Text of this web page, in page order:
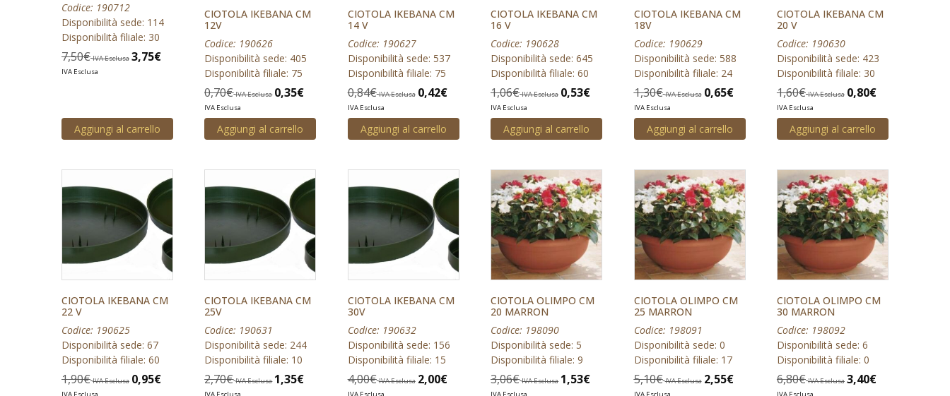
Codice: 190712
Disponibilità sede: 114
Disponibilità filiale: 30
7,50€ IVA Esclusa 3,75€
IVA Esclusa
Aggiungi al carrello
CIOTOLA IKEBANA CM
12V
Codice: 190626
Disponibilità sede: 405
Disponibilità filiale: 75
0,70€ IVA Esclusa 0,35€
IVA Esclusa
Aggiungi al carrello
CIOTOLA IKEBANA CM
14 V
Codice: 190627
Disponibilità sede: 537
Disponibilità filiale: 75
0,84€ IVA Esclusa 0,42€
IVA Esclusa
Aggiungi al carrello
CIOTOLA IKEBANA CM
16 V
Codice: 190628
Disponibilità sede: 645
Disponibilità filiale: 60
1,06€ IVA Esclusa 0,53€
IVA Esclusa
Aggiungi al carrello
CIOTOLA IKEBANA CM
18V
Codice: 190629
Disponibilità sede: 588
Disponibilità filiale: 24
1,30€ IVA Esclusa 0,65€
IVA Esclusa
Aggiungi al carrello
CIOTOLA IKEBANA CM
20 V
Codice: 190630
Disponibilità sede: 423
Disponibilità filiale: 30
1,60€ IVA Esclusa 0,80€
IVA Esclusa
Aggiungi al carrello
CIOTOLA IKEBANA CM
22 V
Codice: 190625
Disponibilità sede: 67
Disponibilità filiale: 60
1,90€ IVA Esclusa 0,95€
CIOTOLA IKEBANA CM
25V
Codice: 190631
Disponibilità sede: 244
Disponibilità filiale: 10
2,70€ IVA Esclusa 1,35€
CIOTOLA IKEBANA CM
30V
Codice: 190632
Disponibilità sede: 156
Disponibilità filiale: 15
4,00€ IVA Esclusa 2,00€
CIOTOLA OLIMPO CM
20 MARRON
Codice: 198090
Disponibilità sede: 5
Disponibilità filiale: 9
3,06€ IVA Esclusa 1,53€
CIOTOLA OLIMPO CM
25 MARRON
Codice: 198091
Disponibilità sede: 0
Disponibilità filiale: 17
5,10€ IVA Esclusa 2,55€
CIOTOLA OLIMPO CM
30 MARRON
Codice: 198092
Disponibilità sede: 6
Disponibilità filiale: 0
6,80€ IVA Esclusa 3,40€